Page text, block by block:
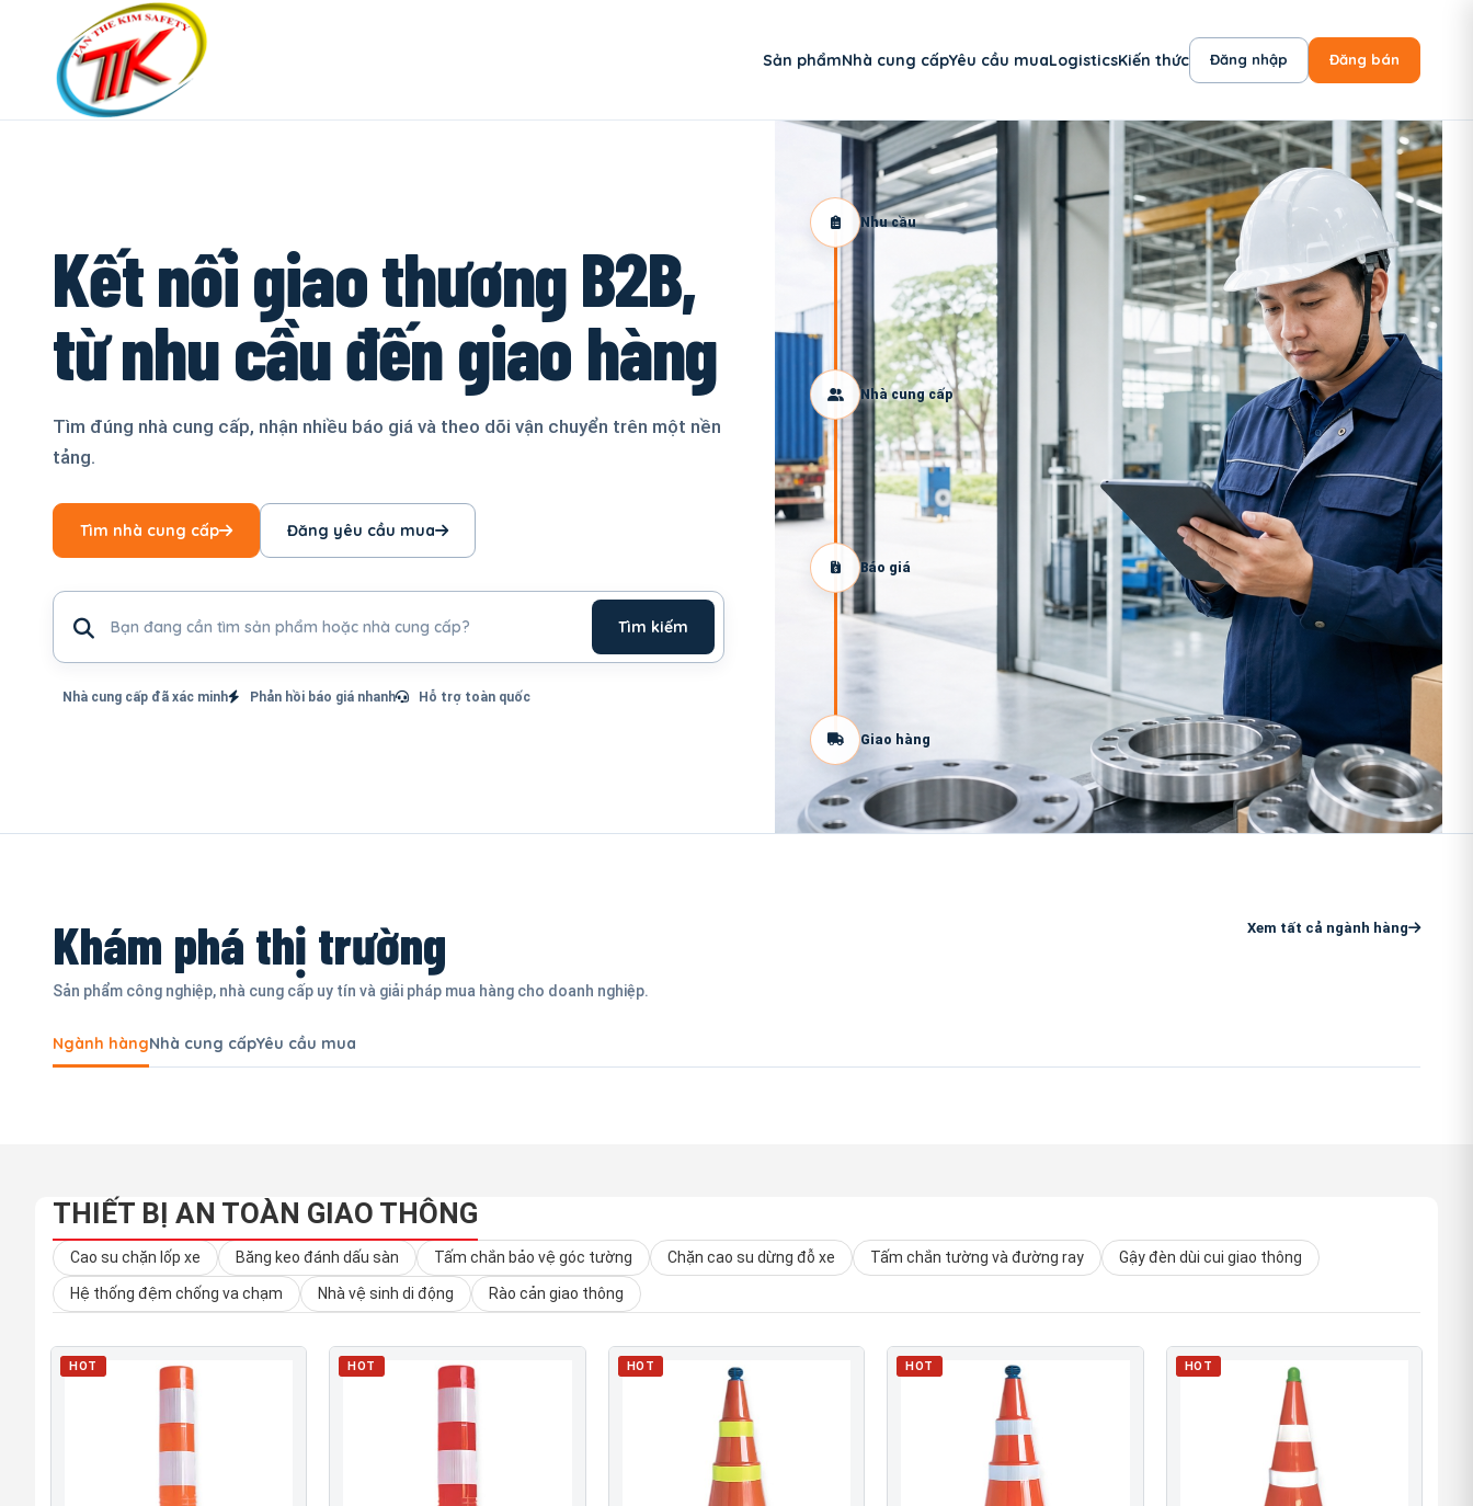
Sản phẩmNhà cung cấpYêu cầu muaLogisticsKiến thức Đăng nhập Đăng bán
Kết nối giao thương B2B,
từ nhu cầu đến giao hàng
Tìm đúng nhà cung cấp, nhận nhiều báo giá và theo dõi vận chuyển trên một nền
tảng.
Tìm nhà cung cấp Đăng yêu cầu mua
Tìm kiếm
Nhà cung cấp đã xác minh Phản hồi báo giá nhanh Hỗ trợ toàn quốc
Nhu cầu
Nhà cung cấp
Báo giá
Giao hàng
Khám phá thị trường
Sản phẩm công nghiệp, nhà cung cấp uy tín và giải pháp mua hàng cho doanh nghiệp.
Xem tất cả ngành hàng
Ngành hàngNhà cung cấpYêu cầu mua
THIẾT BỊ AN TOÀN GIAO THÔNG
Cao su chặn lốp xe Băng keo đánh dấu sàn Tấm chắn bảo vệ góc tường Chặn cao su dừng đỗ xe Tấm chắn tường và đường ray Gậy đèn dùi cui giao thông
Hệ thống đệm chống va chạm Nhà vệ sinh di động Rào cản giao thông
HOT HOT HOT HOT HOT